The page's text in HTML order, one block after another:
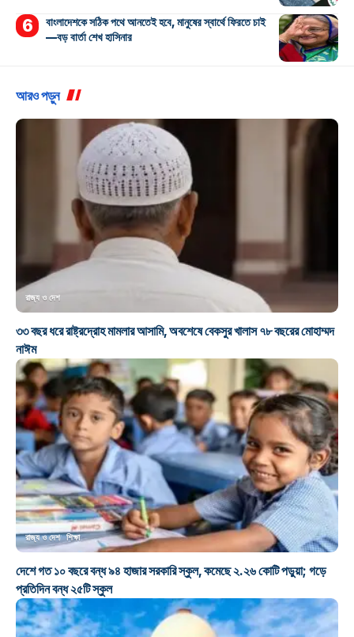
বাংলাদেশকে সঠিক পথে আনতেই হবে, মানুষের স্বার্থে ফিরতে চাই
—বড় বার্তা শেখ হাসিনার
আরও পড়ুন
রাজ্য ও দেশ
৩৩ বছর ধরে রাষ্ট্রদ্রোহ মামলার আসামি, অবশেষে বেকসুর খালাস ৭৮ বছরের মোহাম্মদ
নাঈম
রাজ্য ও দেশ শিক্ষা
দেশে গত ১০ বছরে বন্ধ ৯৪ হাজার সরকারি স্কুল, কমেছে ২.২৬ কোটি পড়ুয়া; গড়ে
প্রতিদিন বন্ধ ২৫টি স্কুল